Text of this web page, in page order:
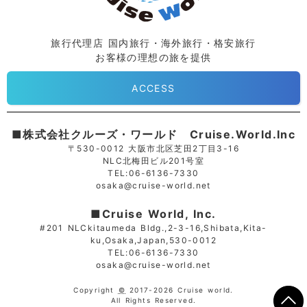
旅行代理店 国内旅行・海外旅行・格安旅行
お客様の理想の旅を提供
ACCESS
■株式会社クルーズ・ワールド Cruise.World.Inc
〒530-0012 大阪市北区芝田2丁目3-16
NLC北梅田ビル201号室
TEL:06-6136-7330
osaka@cruise-world.net
■Cruise World, Inc.
#201 NLCkitaumeda Bldg.,2-3-16,Shibata,Kita-
ku,Osaka,Japan,530-0012
TEL:06-6136-7330
osaka@cruise-world.net
Copyright © 2017-2026 Cruise world.
All Rights Reserved.